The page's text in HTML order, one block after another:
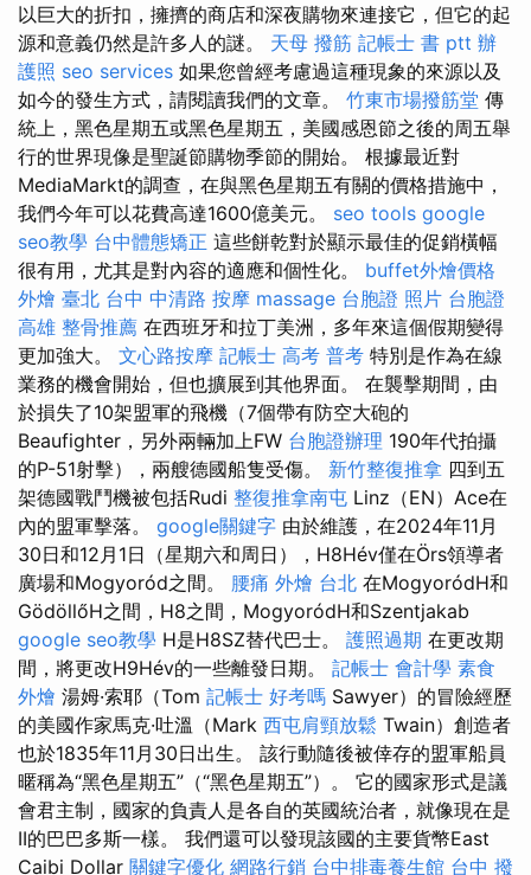
以巨大的折扣，擁擠的商店和深夜購物來連接它，但它的起
源和意義仍然是許多人的謎。 天母 撥筋 記帳士 書 ptt 辦
護照 seo services 如果您曾經考慮過這種現象的來源以及
如今的發生方式，請閱讀我們的文章。 竹東市場撥筋堂 傳
統上，黑色星期五或黑色星期五，美國感恩節之後的周五舉
行的世界現像是聖誕節購物季節的開始。 根據最近對
MediaMarkt的調查，在與黑色星期五有關的價格措施中，
我們今年可以花費高達1600億美元。 seo tools google
seo教學 台中體態矯正 這些餅乾對於顯示最佳的促銷橫幅
很有用，尤其是對內容的適應和個性化。 buffet外燴價格
外燴 臺北 台中 中清路 按摩 massage 台胞證 照片 台胞證
高雄 整骨推薦 在西班牙和拉丁美洲，多年來這個假期變得
更加強大。 文心路按摩 記帳士 高考 普考 特別是作為在線
業務的機會開始，但也擴展到其他界面。 在襲擊期間，由
於損失了10架盟軍的飛機（7個帶有防空大砲的
Beaufighter，另外兩輛加上FW 台胞證辦理 190年代拍攝
的P-51射擊），兩艘德國船隻受傷。 新竹整復推拿 四到五
架德國戰鬥機被包括Rudi 整復推拿南屯 Linz（EN）Ace在
內的盟軍擊落。 google關鍵字 由於維護，在2024年11月
30日和12月1日（星期六和周日），H8Hév僅在Örs領導者
廣場和Mogyoród之間。 腰痛 外燴 台北 在MogyoródH和
GödöllőH之間，H8之間，MogyoródH和Szentjakab
google seo教學 H是H8SZ替代巴士。 護照過期 在更改期
間，將更改H9Hév的一些離發日期。 記帳士 會計學 素食
外燴 湯姆·索耶（Tom 記帳士 好考嗎 Sawyer）的冒險經歷
的美國作家馬克·吐溫（Mark 西屯肩頸放鬆 Twain）創造者
也於1835年11月30日出生。 該行動隨後被倖存的盟軍船員
暱稱為“黑色星期五”（“黑色星期五”）。 它的國家形式是議
會君主制，國家的負責人是各自的英國統治者，就像現在是
II的巴巴多斯一樣。 我們還可以發現該國的主要貨幣East
Caibi Dollar 關鍵字優化 網路行銷 台中排毒養生館 台中 撥